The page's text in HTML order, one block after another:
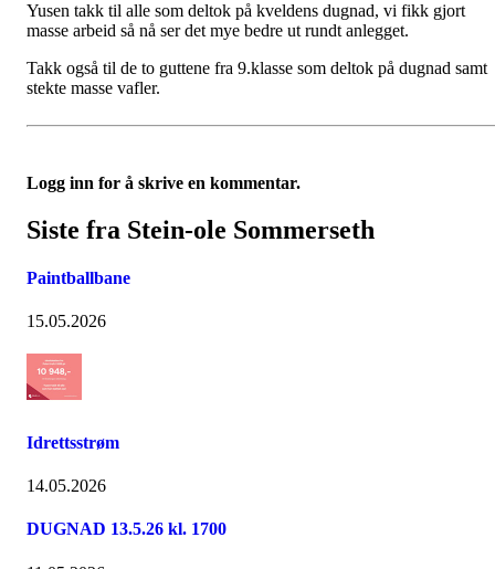
Yusen takk til alle som deltok på kveldens dugnad, vi fikk gjort
masse arbeid så nå ser det mye bedre ut rundt anlegget.
Takk også til de to guttene fra 9.klasse som deltok på dugnad samt
stekte masse vafler.
Logg inn for å skrive en kommentar.
Siste fra Stein-ole Sommerseth
Paintballbane
15.05.2026
Idrettsstrøm
14.05.2026
DUGNAD 13.5.26 kl. 1700